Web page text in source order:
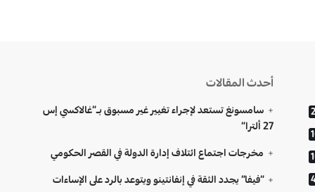
أحدث المقالات
سامسونغ تستعد لإجراء تغيير غير مسبوق بـ”غالاكسي إس
27 ألترا”
مخرجات اجتماع ائتلاف إدارة الدولة في القصر الحكومي
“فيفا” يجدد الثقة في إنفانتينو ويتوعد بالرد على الإساءات